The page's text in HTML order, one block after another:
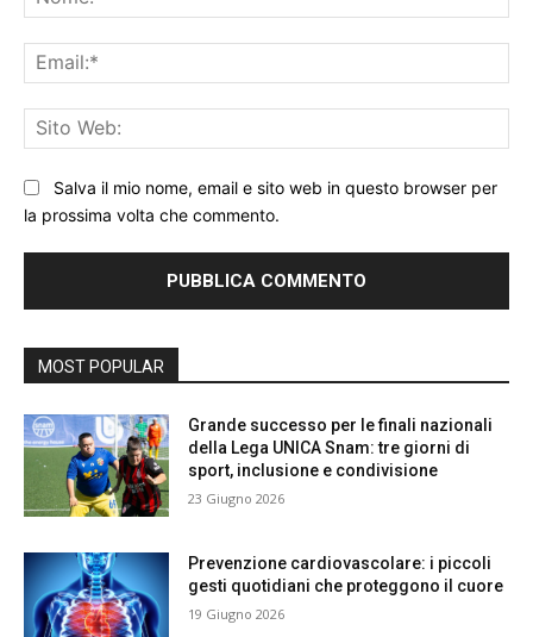
Salva il mio nome, email e sito web in questo browser per
la prossima volta che commento.
MOST POPULAR
Grande successo per le finali nazionali
della Lega UNICA Snam: tre giorni di
sport, inclusione e condivisione
23 Giugno 2026
Prevenzione cardiovascolare: i piccoli
gesti quotidiani che proteggono il cuore
19 Giugno 2026